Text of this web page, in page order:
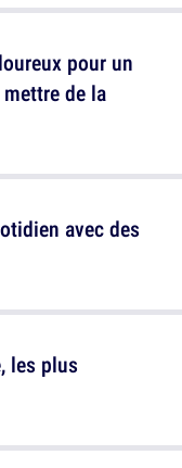
pour un
de la
les plus
avec des